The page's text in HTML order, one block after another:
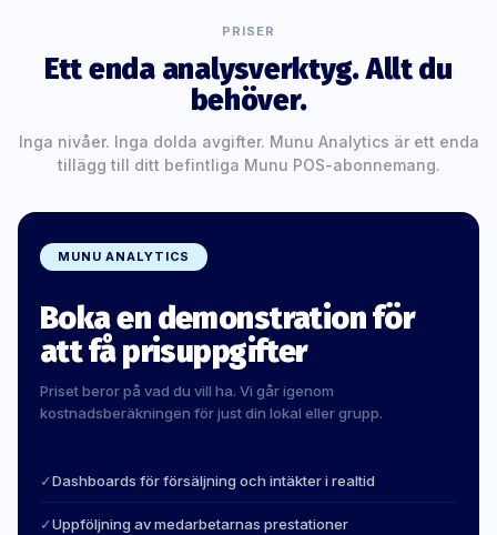
PRISER
Ett enda analysverktyg. Allt du
behöver.
Inga nivåer. Inga dolda avgifter. Munu Analytics är ett enda
tillägg till ditt befintliga Munu POS-abonnemang.
MUNU ANALYTICS
Boka en demonstration för
att få prisuppgifter
Priset beror på vad du vill ha. Vi går igenom
kostnadsberäkningen för just din lokal eller grupp.
✓Dashboards för försäljning och intäkter i realtid
✓Uppföljning av medarbetarnas prestationer